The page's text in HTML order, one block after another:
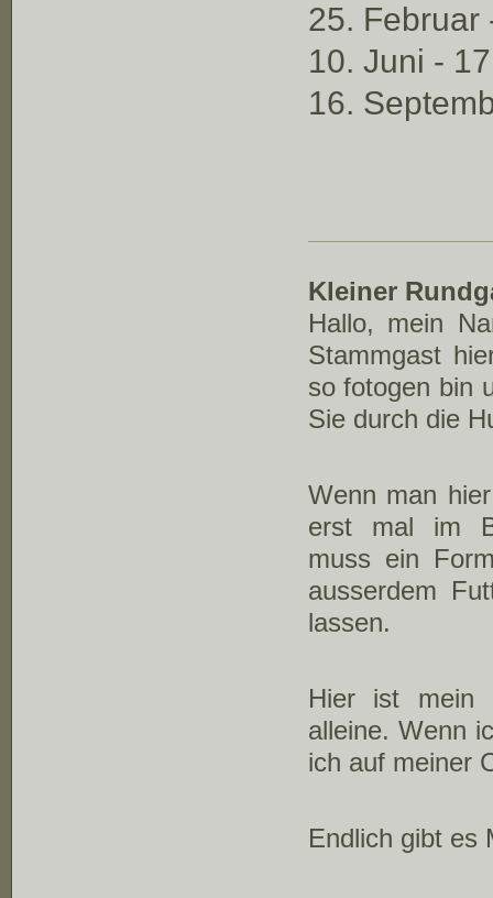
25. Februar
10. Juni -
16.
Kleiner
Hallo, mein
Stammgast
so fotogen bin
Sie durch die
Wenn man
erst mal im
muss ein
ausserdem
lassen.
Hier ist mein
alleine. Wenn
ich auf meiner
Endlich gibt es